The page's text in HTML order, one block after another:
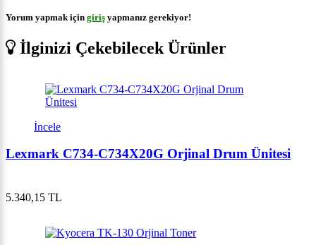
Yorum yapmak için giriş yapmanız gerekiyor!
İlginizi Çekebilecek Ürünler
İncele
Lexmark C734-C734X20G Orjinal Drum Ünitesi
5.340,15 TL